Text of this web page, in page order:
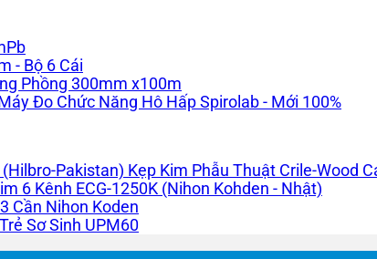
- Bộ 6 Cái
Phồng 300mm x100m
Đo Chức Năng Hô Hấp Spirolab - Mới 100%
Kẹp Kim Phẫu Thuật Crile-Wood
6 Kênh ECG-1250K (Nihon Kohden - Nhật)
Cần Nihon Koden
Sơ Sinh UPM60